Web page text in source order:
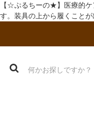
【☆ぷるちーの★】医療的
す。装具の上から履くこと